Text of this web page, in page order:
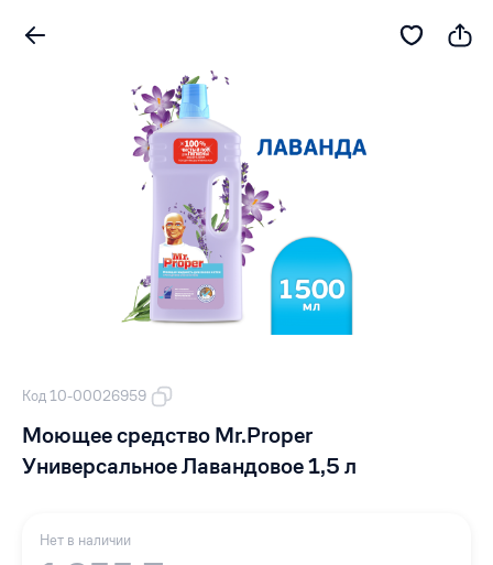
Код 10-00026959
Моющее средство Mr.Proper
Универсальное Лавандовое 1,5 л
Нет в наличии